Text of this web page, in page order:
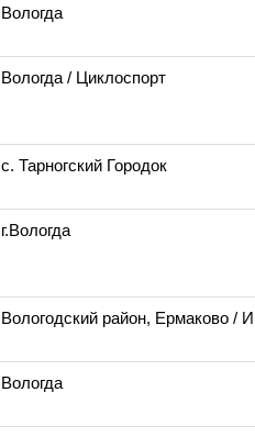
Вологда
Вологда / Циклоспорт
с. Тарногский Городок
г.Вологда
Вологодский район, Ермаково /
Вологда